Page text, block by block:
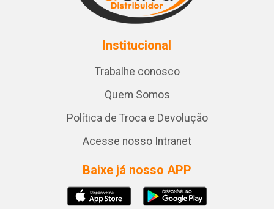
Institucional
Trabalhe conosco
Quem Somos
Política de Troca e Devolução
Acesse nosso Intranet
Baixe já nosso APP